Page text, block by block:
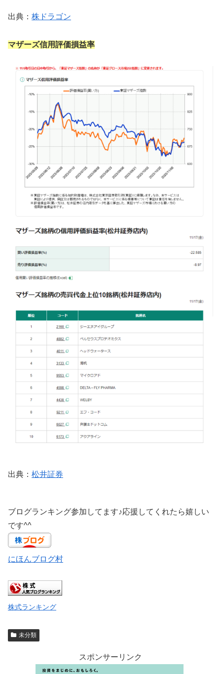
出典： 株ドラゴン
マザーズ信用評価損益率
出典： 松井証券
ブログランキング参加してます♪応援してくれたら嬉しい
です^^
にほんブログ村
株式ランキング
未分類
スポンサーリンク